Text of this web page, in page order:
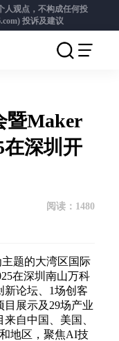
人观点，不构成任何投
投诉及建议
暨Maker
在深圳开
阅读： 1480
主题的大湾区国际
在深圳南山万科
新论坛、1场创客
目展示及29场产业
自中国、美国、
地区，聚焦AI技